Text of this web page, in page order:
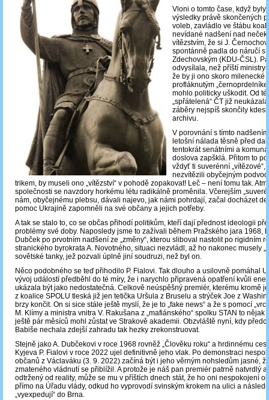
Vloni o tomto čase, když byly
výsledky právě skončených
voleb, zavládlo ve štábu
nevídané nadšení nad
vítězstvím, že si J.
spontánně padla do náručí s
Zdechovským (KDU-ČSL).
odvysílala, než příští
že by ji ono skoro milenecké
profláknutým
mohlo politicky uškodit. Od
„spřátelená“ ČT již
záběry nejspíš skončily kdesi
archivu.
V porovnání s tímto
letošní nálada těsně před
tentokrát senátními a
doslova zapšklá. Přitom to
vždyť ti suverénní „vítězové“,
nezvítězili obyčejným
trikem, by museli ono „vítězství“ v pohodě zopakovat! Leč – není tomu tak.
společnosti se navzdory horkému létu radikálně proměnila. Včerejším
nám, obyčejnému plebsu, dávali najevo, jak námi pohrdají, začal docházet
pomoc Ukrajině zapomněli na své občany a jejich potřeby.
A tak se stalo to, co se občas přihodí politikům, kteří dají přednost ideologii
problémy své doby. Naposledy jsme to zažívali během Pražského jara 1968,
Dubček po prvotním nadšení ze „změny“, kterou sliboval nastolit po rigidním
stranického byrokrata A. Novotného, situaci nezvládl, až ho nakonec musely
sovětské tanky, jež pozvali úplně jiní soudruzi, než byl on.
Něco podobného se teď přihodilo P. Fialovi. Tak dlouho a usilovně pomáhal
vývoj událostí předběhl do té míry, že i narychlo připravená opatření kvůli
ukázala být jako nedostatečná. Celkově neúspěšný premiér, kterému kromě
z koalice SPOLU tleská již jen tetička Uršula z Bruselu a strýček Joe z
brzy končit. On si sice stále ještě myslí, že je to „fake news“ a že s pomocí
M. Klímy a ministra vnitra V. Rakušana z „mafiánského“ spolku STAN to nějak
ještě pár měsíců mohl zůstat ve Strakově akademii. Obzvláště nyní, kdy
Babiše nechala zdejší zahradu tak hezky zrekonstruovat.
Stejně jako A. Dubčekovi v roce 1968 rovněž „Člověku roku“ a hrdinnému
Kyjeva P. Fialovi v roce 2022 ujel definitivně jeho vlak. Po demonstraci
občanů z Václaváku (3. 9. 2022) začíná být i jeho věrným nohsledům jasné,
zmateného vládnutí se přiblížil. A protože je náš pan premiér patrně natvrdlý a
odtržený od reality, může se mu v příštích dnech stát, že ho oni nespokojení
přímo na Úřadu vlády, odkud ho vyprovodí svinským krokem na ulici a
„vyexpedují“ do Brna.